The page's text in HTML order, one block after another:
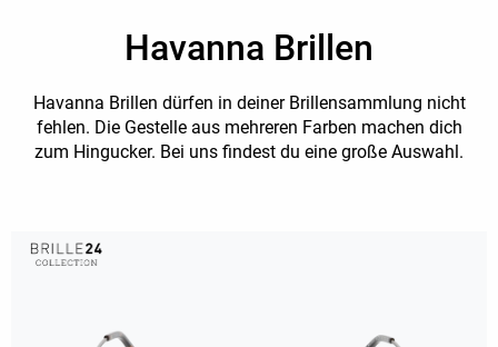
Havanna Brillen
Havanna Brillen dürfen in deiner Brillensammlung nicht
fehlen. Die Gestelle aus mehreren Farben machen dich
zum Hingucker. Bei uns findest du eine große Auswahl.